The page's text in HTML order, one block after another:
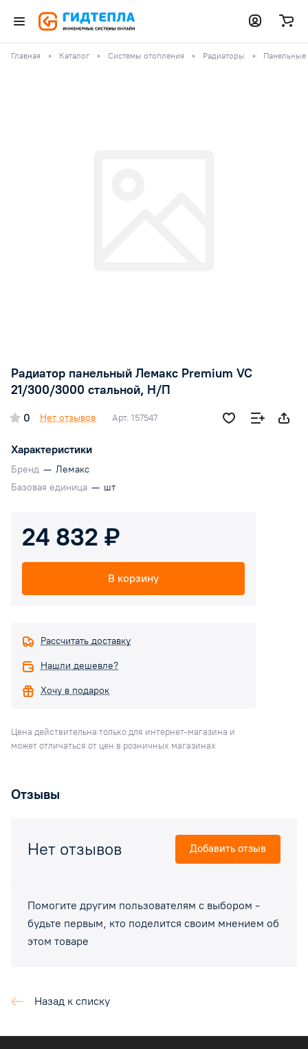
Главная Каталог Системы отопления Радиаторы
Радиатор панельный Лемакс Premium VC
21/300/3000 стальной, Н/П
0 Нет отзывов Арт. 157547
Характеристики
Бренд — Лемакс
Базовая единица — шт
24 832 ₽
В корзину
Рассчитать доставку
Нашли дешевле?
Хочу в подарок
Цена действительна только для интернет-магазина и
может отличаться от цен в розничных магазинах
Отзывы
Помогите другим пользователям с выбором -
будьте первым, кто поделится своим мнением об
этом товаре
Нет отзывов Добавить отзыв
Назад к списку